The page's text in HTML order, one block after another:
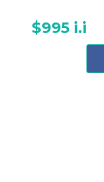
$995 i.i